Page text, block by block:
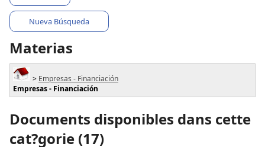
Nueva Búsqueda
Materias
> Empresas - Financiación
Empresas - Financiación
Documents disponibles dans cette
cat?gorie (17)